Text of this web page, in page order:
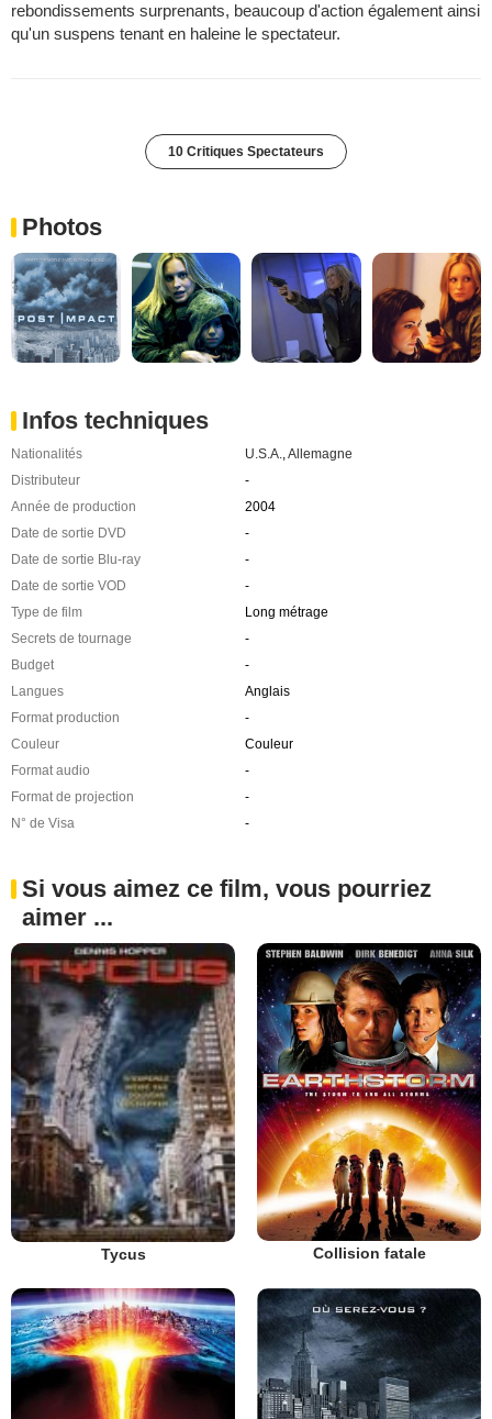
rebondissements surprenants, beaucoup d'action également ainsi
qu'un suspens tenant en haleine le spectateur.
10 Critiques Spectateurs
Photos
Infos techniques
Nationalités U.S.A. Allemagne
Distributeur
-
Année de production
2004
Date de sortie DVD
-
Date de sortie Blu-ray
-
Date de sortie VOD
-
Type de film
Long métrage
Secrets de tournage
-
Budget
-
Langues
Anglais
Format production
-
Couleur
Couleur
Format audio
-
Format de projection
-
N° de Visa
-
Si vous aimez ce film, vous pourriez
aimer ...
Tycus Collision fatale